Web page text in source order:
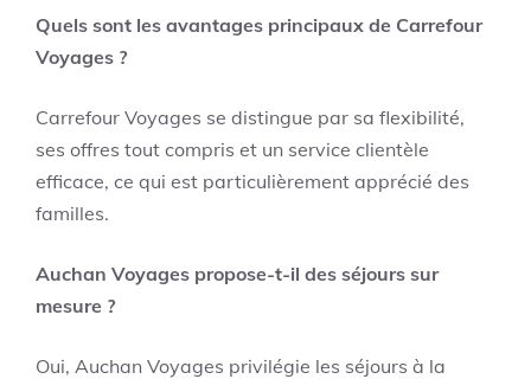
Quels sont les avantages principaux de Carrefour
Voyages ?
Carrefour Voyages se distingue par sa flexibilité,
ses offres tout compris et un service clientèle
efficace, ce qui est particulièrement apprécié des
familles.
Auchan Voyages propose-t-il des séjours sur
mesure ?
Oui, Auchan Voyages privilégie les séjours à la